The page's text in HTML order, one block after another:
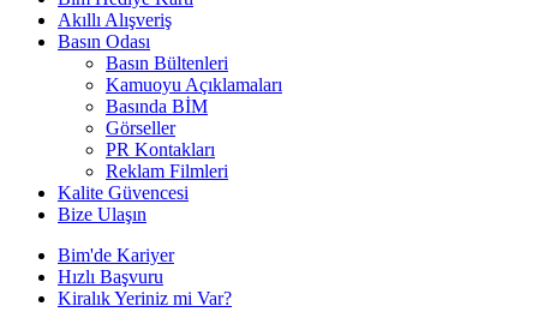
Akıllı Alışveriş
Basın Odası
Basın Bültenleri
Kamuoyu Açıklamaları
Basında BİM
Görseller
PR Kontakları
Reklam Filmleri
Kalite Güvencesi
Bize Ulaşın
Bim'de Kariyer
Hızlı Başvuru
Kiralık Yeriniz mi Var?